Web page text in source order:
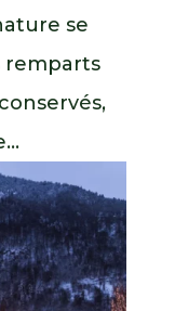
se
remparts